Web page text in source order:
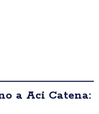
a Aci Catena: